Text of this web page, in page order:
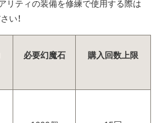
リティの装備を修練で使用する際は
い！
必要幻魔石 購入回数上限